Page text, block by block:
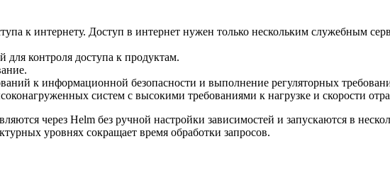
к интернету. Доступ в интернет нужен только нескольким служебным
контроля доступа к продуктам.
к информационной безопасности и выполнение регуляторных
систем с высокими требованиями к нагрузке и скорости
через Helm без ручной настройки зависимостей и запускаются в
уровнях сокращает время обработки запросов.